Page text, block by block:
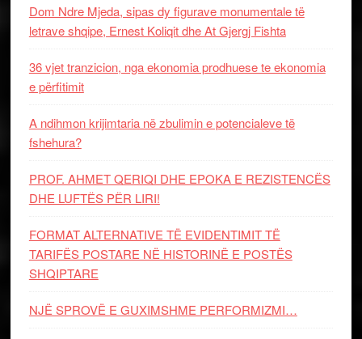
Dom Ndre Mjeda, sipas dy figurave monumentale të
letrave shqipe, Ernest Koliqit dhe At Gjergj Fishta
36 vjet tranzicion, nga ekonomia prodhuese te ekonomia
e përfitimit
A ndihmon krijimtaria në zbulimin e potencialeve të
fshehura?
PROF. AHMET QERIQI DHE EPOKA E REZISTENCЁS
DHE LUFTЁS PЁR LIRI!
FORMAT ALTERNATIVE TË EVIDENTIMIT TË
TARIFËS POSTARE NË HISTORINË E POSTËS
SHQIPTARE
NJË SPROVË E GUXIMSHME PERFORMIZMI…